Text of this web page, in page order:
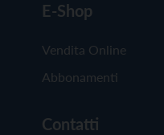
E-Shop
Vendita Online
Abbonamenti
Contatti